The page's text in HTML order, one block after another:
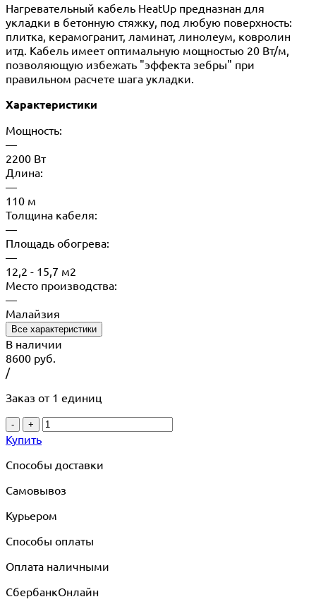
Нагревательный кабель HeatUp предназнан для
укладки в бетонную стяжку, под любую поверхность:
плитка, керамогранит, ламинат, линолеум, ковролин
итд. Кабель имеет оптимальную мощностью 20 Вт/м,
позволяющую избежать "эффекта зебры" при
правильном расчете шага укладки.
Характеристики
Мощность:
—
2200 Вт
Длина:
—
110 м
Толщина кабеля:
—
Площадь обогрева:
—
12,2 - 15,7 м2
Место производства:
—
Малайзия
Все характеристики
В наличии
8600 руб.
/
Заказ от 1 единиц
- +
Купить
Способы доставки
Самовывоз
Курьером
Способы оплаты
Оплата наличными
СбербанкОнлайн